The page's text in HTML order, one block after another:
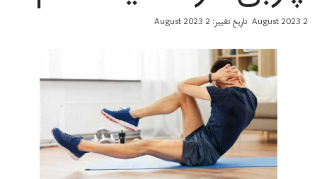
2 August 2023 تاریخ تغییر: 2 August 2023